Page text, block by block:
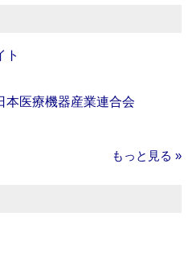
ト
医療機器産業連合会
もっと見る »